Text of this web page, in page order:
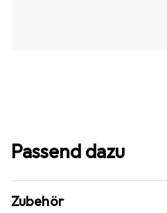
Passend dazu
Zubehör